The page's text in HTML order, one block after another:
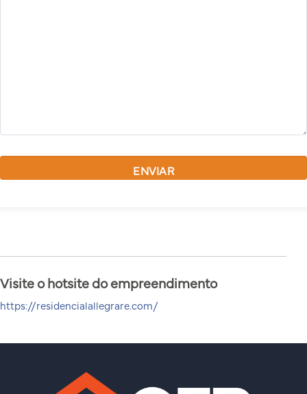
Visite o hotsite do empreendimento
https://residencialallegrare.com/